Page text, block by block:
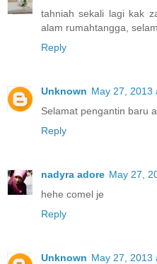
tahniah sekali lagi kak
alam rumahtangga,
Reply
Unknown May 27, 2013
Selamat pengantin baru
Reply
nadyra adore May 27,
hehe comel je
Reply
Unknown May 27, 2013